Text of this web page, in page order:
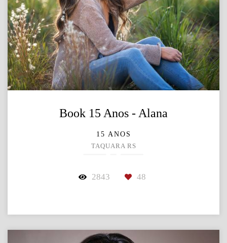
Book 15 Anos - Alana
15 ANOS
TAQUARA RS
2843 48